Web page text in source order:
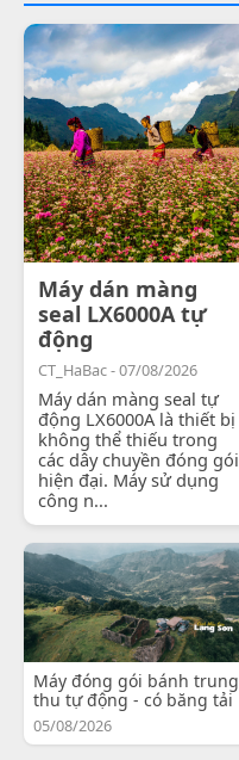
Máy dán màng
seal LX6000A tự
động
CT_HaBac - 07/08/2026
Máy dán màng seal tự
động LX6000A là thiết bị
không thể thiếu trong
các dây chuyền đóng gói
hiện đại. Máy sử dụng
công n...
Máy đóng gói bánh trung
thu tự động - có băng tải
05/08/2026